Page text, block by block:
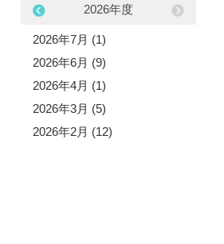
2026年度
2026年7月 (1)
2026年6月 (9)
2026年4月 (1)
2026年3月 (5)
2026年2月 (12)